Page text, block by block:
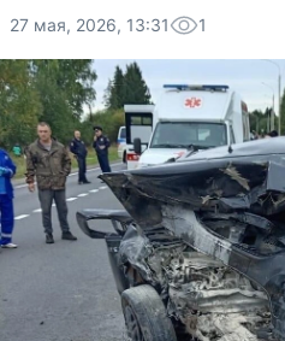
27 мая, 2026, 13:31 1